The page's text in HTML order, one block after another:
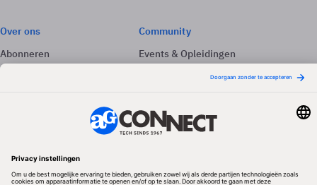
Over ons
Abonneren
Adverteren
Community
Events & Opleidingen
Volg ons